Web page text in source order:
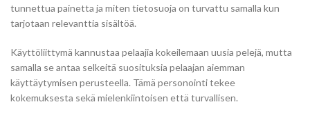
tunnettua painetta ja miten tietosuoja on turvattu samalla kun
tarjotaan relevanttia sisältöä.
Käyttöliittymä kannustaa pelaajia kokeilemaan uusia pelejä, mutta
samalla se antaa selkeitä suosituksia pelaajan aiemman
käyttäytymisen perusteella. Tämä personointi tekee
kokemuksesta sekä mielenkiintoisen että turvallisen.